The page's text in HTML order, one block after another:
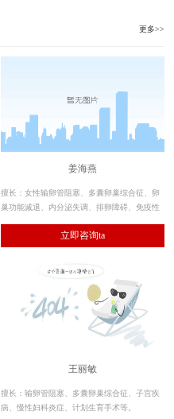
更多>>
姜海燕
擅长：女性输卵管阻塞、多囊卵巢综合征、卵
巢功能减退、内分泌失调、排卵障碍、免疫性
立即咨询ta
王丽敏
擅长：输卵管阻塞、多囊卵巢综合征、子宫疾
病、慢性妇科炎症、计划生育手术等。